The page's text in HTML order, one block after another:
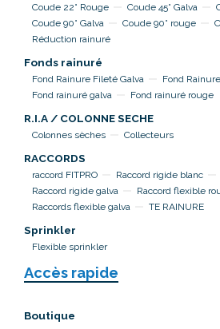
Coude 22° Rouge
Coude 45° Galva
Coude 90° Galva
Coude 90° rouge
Réduction rainuré
Fonds rainuré
Fond Rainure Fileté Galva
Fond
Fond rainuré galva
Fond rainuré rouge
R.I.A / COLONNE SECHE
Colonnes sèches Collecteurs
RACCORDS
raccord FITPRO Raccord rigide blanc
Raccord rigide galva
Raccord flexible
Raccords flexible galva
TE RAINURE
Sprinkler
Flexible sprinkler
Accès rapide
Boutique